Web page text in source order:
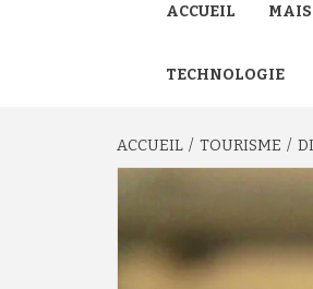
ACCUEIL
TECHNOLOGIE
ACCUEIL TOURISME